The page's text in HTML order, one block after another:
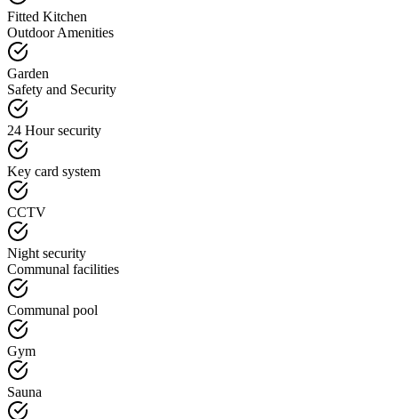
Fitted Kitchen
Outdoor Amenities
Garden
Safety and Security
24 Hour security
Key card system
CCTV
Night security
Communal facilities
Communal pool
Gym
Sauna